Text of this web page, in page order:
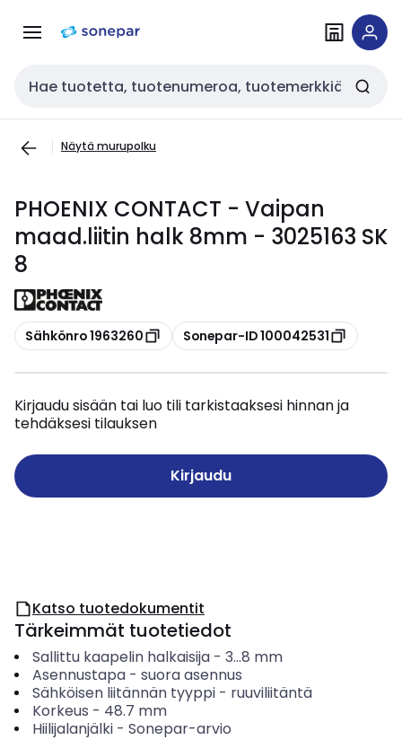
navigointiinsisältöön
Haku
Näytä murupolku
PHOENIX CONTACT - Vaipan
maad.liitin halk 8mm - 3025163 SK
8
Kopioi
Sähkönro 1963260 Kopioi
Sonepar-ID 100042531
Kirjaudu sisään tai luo tili tarkistaaksesi hinnan ja
tehdäksesi tilauksen
Kirjaudu
Katso tuotedokumentit
Tärkeimmät tuotetiedot
Sallittu kaapelin halkaisija- 3...8 mm
Asennustapa- suora asennus
Sähköisen liitännän tyyppi- ruuviliitäntä
Korkeus - 48.7 mm
Hiilijalanjälki- Sonepar-arvio